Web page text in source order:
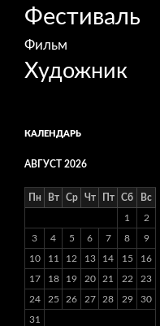
Фестиваль
Фильм
Художник
КАЛЕНДАРЬ
АВГУСТ 2026
Пн Вт Ср Чт Пт Сб Вс
1 2
3 4 5 6 7 8 9
10 11 12 13 14 15 16
17 18 19 20 21 22 23
24 25 26 27 28 29 30
31